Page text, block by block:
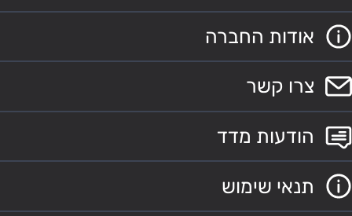
אודות החברה
צרו קשר
הודעות מדד
תנאי שימוש